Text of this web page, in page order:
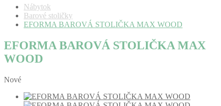
Nábytok
Barové stoličky
EFORMA BAROVÁ STOLIČKA MAX WOOD
EFORMA BAROVÁ STOLIČKA MAX
WOOD
Nové